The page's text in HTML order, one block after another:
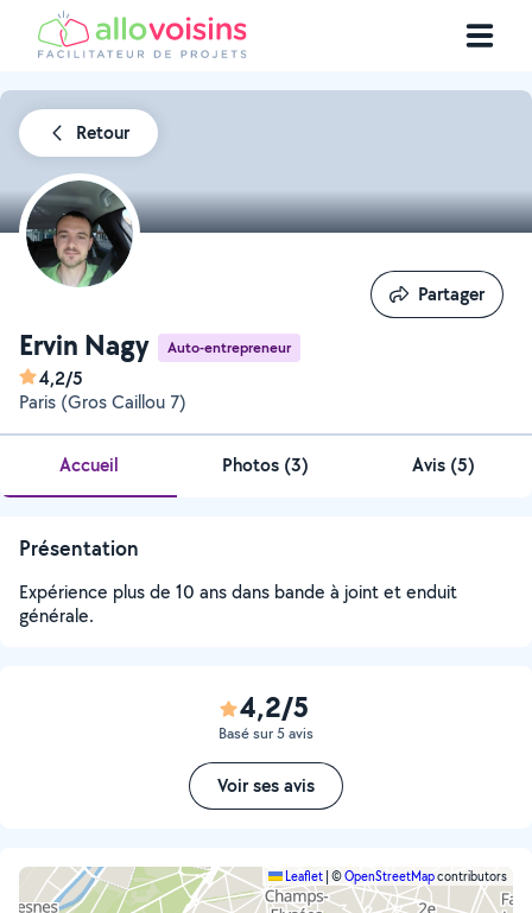
Retour
Ervin Nagy Auto-entrepreneur
4,2/5
Paris (Gros Caillou 7)
Partager
Partager
Accueil Photos (3) Avis (5)
Présentation
Expérience plus de 10 ans dans bande à joint et enduit
générale.
4,2/5
Basé sur 5 avis
Voir ses avis
Leaflet ©OpenStreetMapcontributors